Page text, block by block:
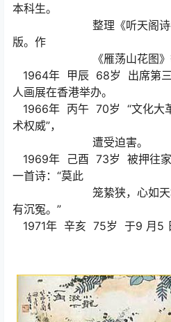
本科生。
整理《听天阁诗存》
版。作
《雁荡山花图》等
1964年 甲辰 68岁 出席第三
人画展在香港举办。
1966年 丙午 70岁 “文化大
术权威”，
遭受迫害。
1969年 己酉 73岁 被押往家
一首诗：“莫此
笼絷狭，心如天地宽
有沉冤。”
1971年 辛亥 75岁 于9 月5